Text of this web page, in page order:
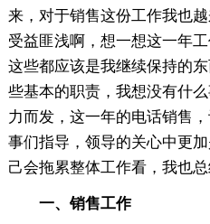
来，对于销售这份工作我也
受益匪浅啊，想一想这一年
这些都应该是我继续保持的
些基本的职责，我想没有什
力而发，这一年的电话销售
事们指导，领导的关心中更
己会拖累整体工作看，我也总
一、销售工作